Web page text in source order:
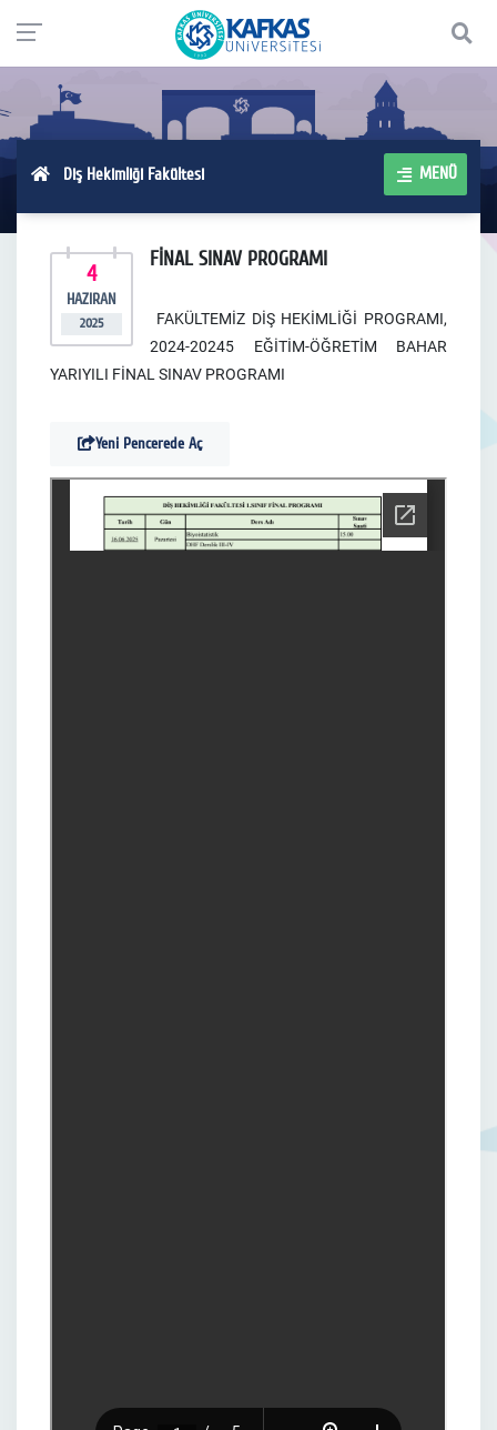
Diş Hekimliği Fakültesi MENÜ
4
HAZIRAN
2025
FİNAL SINAV PROGRAMI
FAKÜLTEMİZ DİŞ HEKİMLİĞİ PROGRAMI,
2024-20245 EĞİTİM-ÖĞRETİM BAHAR
YARIYILI FİNAL SINAV PROGRAMI
Yeni Pencerede Aç